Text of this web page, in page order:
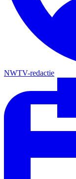
NWTV-redactie